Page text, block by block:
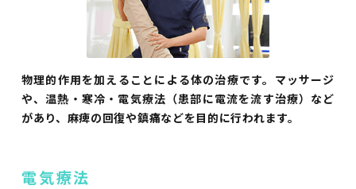
物理的作用を加えることによる体の治療です。マッサージ
や、温熱・寒冷・電気療法（患部に電流を流す治療）など
があり、麻痺の回復や鎮痛などを目的に行われます。
電気療法